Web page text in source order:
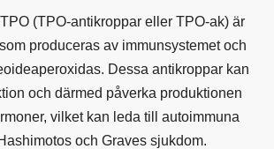
(TPO-antikroppar eller TPO-ak) är
produceras av immunsystemet och
Dessa antikroppar kan
och därmed påverka produktionen
vilket kan leda till autoimmuna
ochGraves sjukdom.